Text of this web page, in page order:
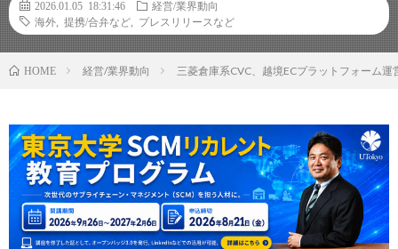
2026.01.05 18:31:46
経営/業界動向
海外
提携/合弁など プレスリリースなど
HOME 経営/業界動向 三菱倉庫系CVC、越境ECプラットフォーム運